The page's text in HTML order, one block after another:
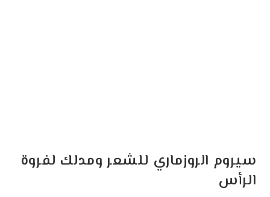
سيروم الروزماري للشعر ومدلك لفروة
الرأس